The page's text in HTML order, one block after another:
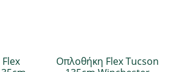
Οπλοθήκη Flex Tucson